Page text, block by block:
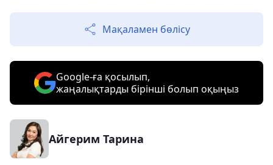
Мақаламен бөлісу
Google-ға қосылып,
жаңалықтарды бірінші болып оқыңыз
Айгерим Тарина